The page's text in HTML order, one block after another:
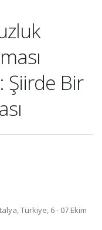
Şiirde Bir
Türkiye, 6 - 07 Ekim